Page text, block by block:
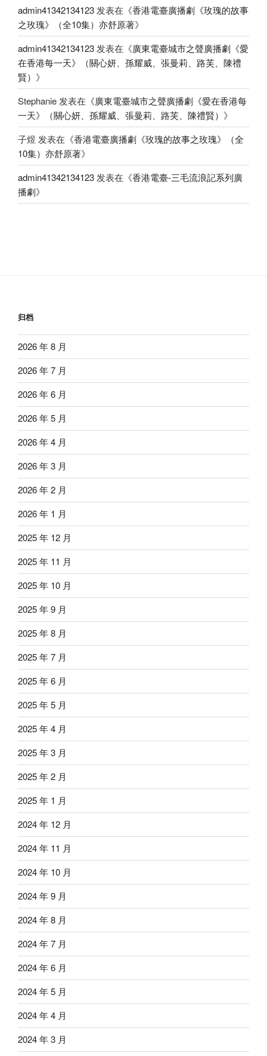
admin41342134123 发表在《香港電臺廣播劇《玫瑰的故事
之玫瑰》（全10集）亦舒原著》
admin41342134123 发表在《廣東電臺城市之聲廣播劇《愛
在香港每一天》（關心妍、孫耀威、張曼莉、路芙、陳禮
賢） 》
Stephanie 发表在《廣東電臺城市之聲廣播劇《愛在香港每
一天》（關心妍、孫耀威、張曼莉、路芙、陳禮賢） 》
子煜 发表在《香港電臺廣播劇《玫瑰的故事之玫瑰》（全
10集）亦舒原著》
admin41342134123 发表在《香港電臺-三毛流浪記系列廣
播劇》
归档
2026 年 8 月
2026 年 7 月
2026 年 6 月
2026 年 5 月
2026 年 4 月
2026 年 3 月
2026 年 2 月
2026 年 1 月
2025 年 12 月
2025 年 11 月
2025 年 10 月
2025 年 9 月
2025 年 8 月
2025 年 7 月
2025 年 6 月
2025 年 5 月
2025 年 4 月
2025 年 3 月
2025 年 2 月
2025 年 1 月
2024 年 12 月
2024 年 11 月
2024 年 10 月
2024 年 9 月
2024 年 8 月
2024 年 7 月
2024 年 6 月
2024 年 5 月
2024 年 4 月
2024 年 3 月